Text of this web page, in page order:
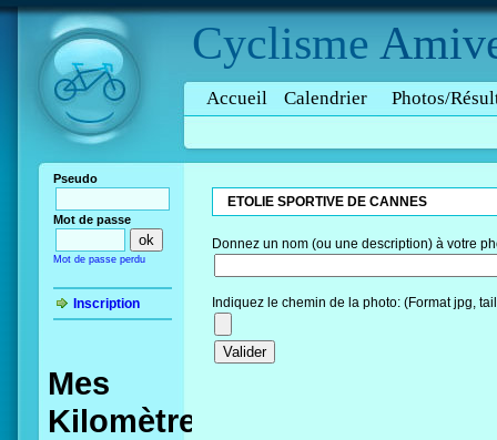
Cyclisme
Accueil Calendrier Photos/
Pseudo
Mot de passe
Mot de passe perdu
Inscription
Mes
Kilomètres
ETOLIE SPORTIVE DE CANNES
Donnez un nom (ou une description) à votre
Indiquez le chemin de la photo: (Format jpg,